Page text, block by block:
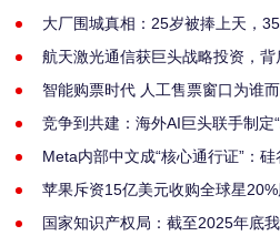
大厂围城真相：25岁被捧上天，
航天激光通信获巨头战略投资，背
智能购票时代 人工售票窗口为谁
竞争到共建：海外AI巨头联手制定
Meta内部中文成“核心通行证”：硅
苹果斥资15亿美元收购全球星20%
国家知识产权局：截至2025年底